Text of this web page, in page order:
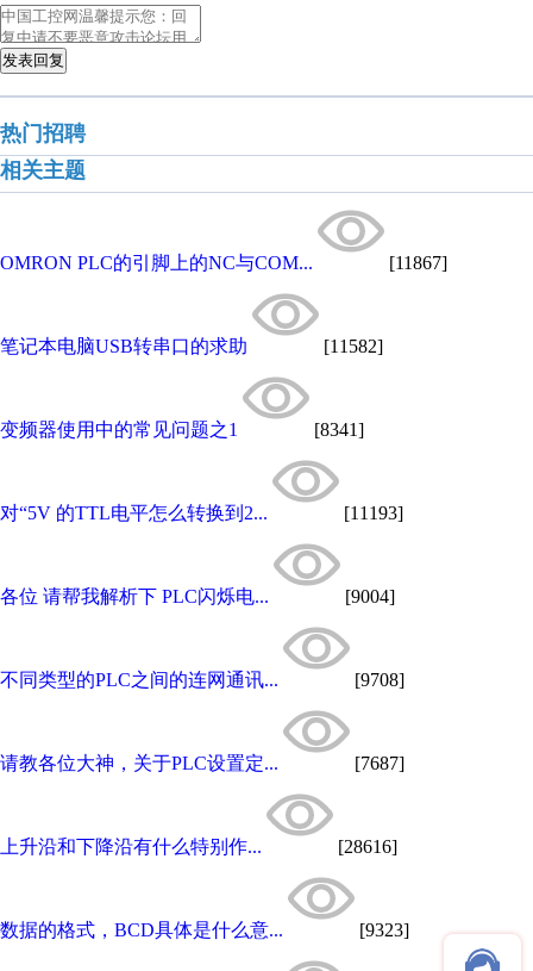
发表回复
热门招聘
相关主题
OMRON PLC的引脚上的NC与COM... [11867]
笔记本电脑USB转串口的求助 [11582]
变频器使用中的常见问题之1 [8341]
对“5V 的TTL电平怎么转换到2... [11193]
各位 请帮我解析下 PLC闪烁电... [9004]
不同类型的PLC之间的连网通讯... [9708]
请教各位大神，关于PLC设置定... [7687]
上升沿和下降沿有什么特别作... [28616]
数据的格式，BCD具体是什么意... [9323]